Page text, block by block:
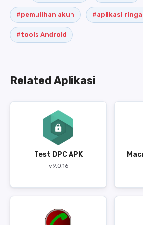
#pemulihan akun #aplikasi
#tools Android
Related Aplikasi
Test DPC APK
v9.0.16